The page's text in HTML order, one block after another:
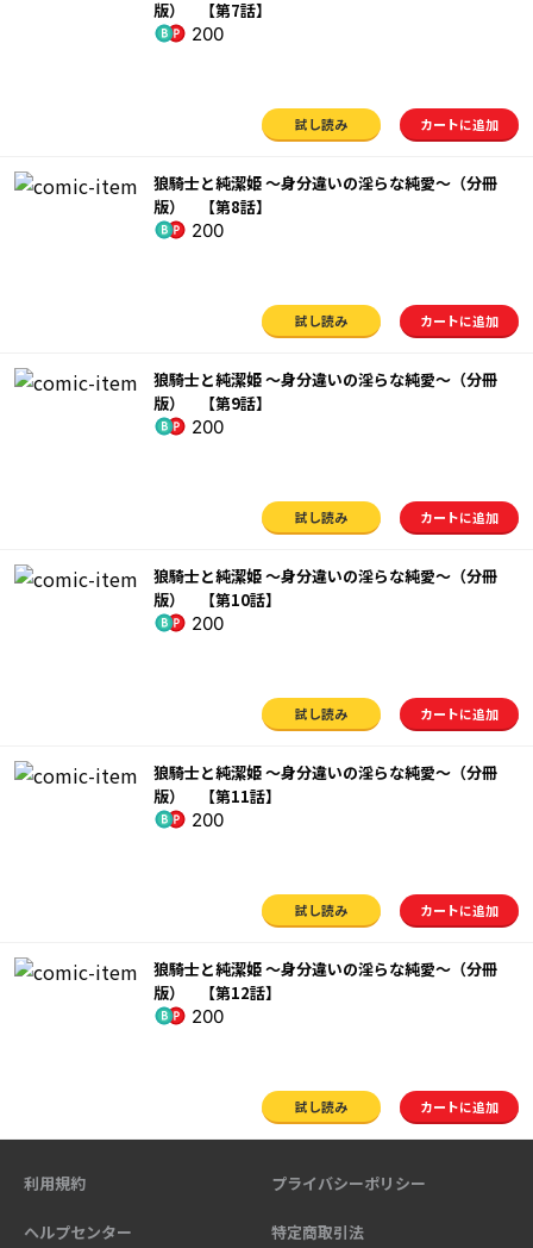
版） 【第7話】
200
試し読み カートに追加
狼騎士と純潔姫 ～身分違いの淫らな純愛～（分冊
版） 【第8話】
200
試し読み カートに追加
狼騎士と純潔姫 ～身分違いの淫らな純愛～（分冊
版） 【第9話】
200
試し読み カートに追加
狼騎士と純潔姫 ～身分違いの淫らな純愛～（分冊
版） 【第10話】
200
試し読み カートに追加
狼騎士と純潔姫 ～身分違いの淫らな純愛～（分冊
版） 【第11話】
200
試し読み カートに追加
狼騎士と純潔姫 ～身分違いの淫らな純愛～（分冊
版） 【第12話】
200
試し読み カートに追加
利用規約 プライバシーポリシー
ヘルプセンター 特定商取引法